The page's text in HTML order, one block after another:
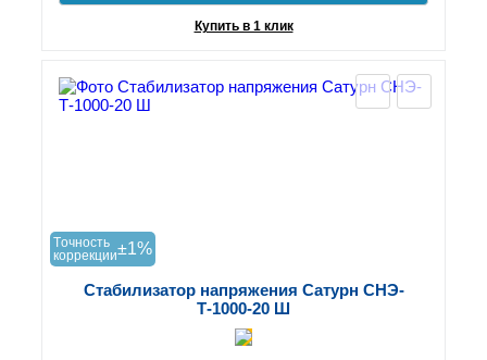
Купить в 1 клик
Tочность
коррекции±1%
Стабилизатор напряжения Сатурн СНЭ-
Т-1000-20 Ш